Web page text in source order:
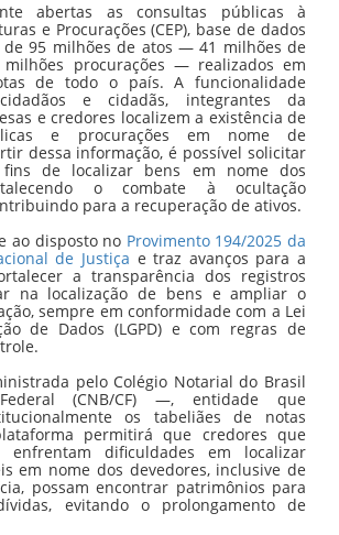
abertas as consultas públicas à
e Procurações (CEP), base de dados
95 milhões de atos — 41 milhões de
procurações — realizados em
de todo o país. A funcionalidade
e cidadãs, integrantes da
e credores localizem a existência de
e procurações em nome de
dessa informação, é possível solicitar
de localizar bens em nome dos
o combate à ocultação
para a recuperação de ativos.
ao disposto no Provimento 194/2025 da
de Justiça e traz avanços para a
a transparência dos registros
na localização de bens e ampliar o
sempre em conformidade com a Lei
de Dados (LGPD) e com regras de
pelo Colégio Notarial do Brasil
(CNB/CF) —, entidade que
os tabeliães de notas
permitirá que credores que
enfrentam dificuldades em localizar
em nome dos devedores, inclusive de
possam encontrar patrimônios para
evitando o prolongamento de